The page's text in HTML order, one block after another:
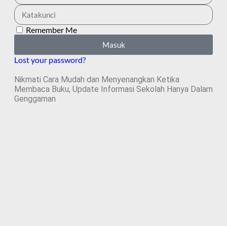
Remember Me
Masuk
Lost your password?
Nikmati Cara Mudah dan Menyenangkan Ketika
Membaca Buku, Update Informasi Sekolah Hanya Dalam
Genggaman